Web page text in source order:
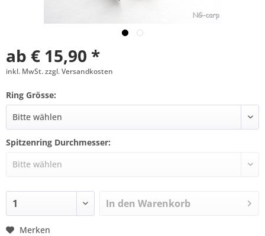
ab € 15,90 *
inkl. MwSt. zzgl. Versandkosten
Ring Grösse:
Spitzenring Durchmesser:
In den Warenkorb
Merken